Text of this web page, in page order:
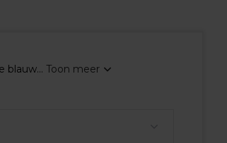
blauw... Toon meer